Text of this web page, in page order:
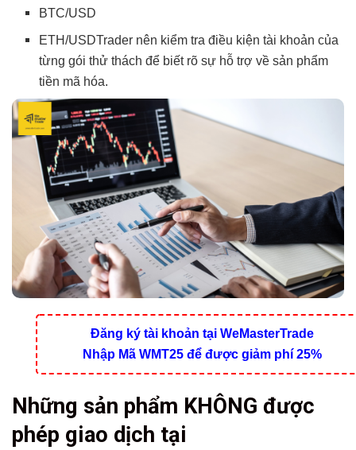
BTC/USD
ETH/USDTrader nên kiểm tra điều kiện tài khoản của
từng gói thử thách để biết rõ sự hỗ trợ về sản phẩm
tiền mã hóa.
Đăng ký tài khoản tại WeMasterTrade
Nhập Mã WMT25 để được giảm phí 25%
Những sản phẩm KHÔNG được
phép giao dịch tại